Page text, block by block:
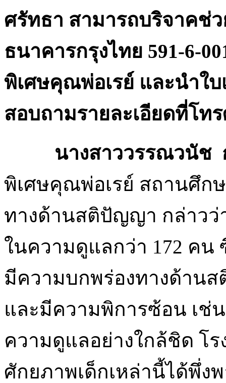
ศรัทธา สามารถบริจาคช่
ธนาคารกรุงไทย 591-6-
พิเศษคุณพ่อเรย์ และนำใ
สอบถามรายละเอียดที่โทร
นางสาววรรณวนัช
พิเศษคุณพ่อเรย์ สถานศึก
ทางด้านสติปัญญา กล่าวว่
ในความดูแลกว่า 172 คน
มีความบกพร่องทางด้าน
และมีความพิการซ้อน เช่
ความดูแลอย่างใกล้ชิด โร
ศักยภาพเด็กเหล่านี้ได้พึ่ง